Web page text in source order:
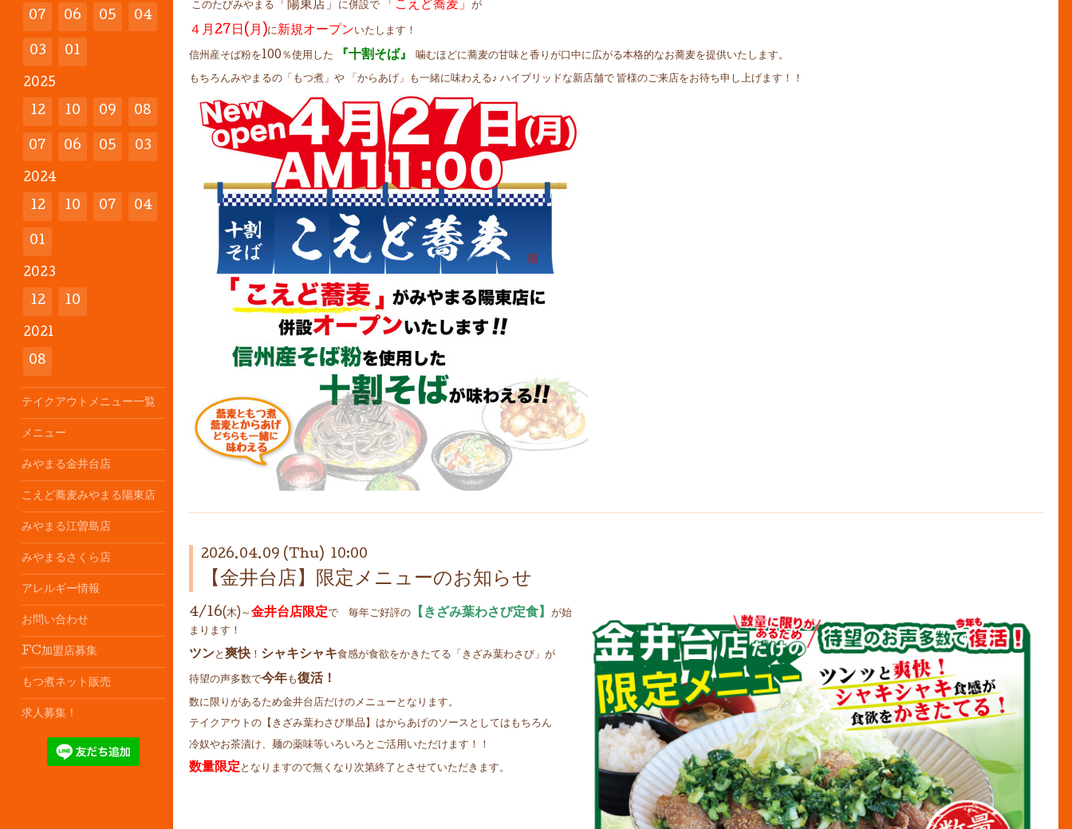
このたびみやまる 「陽東店」 に併設で 「こえど蕎麦」 が
４月27日(月)に新規オープンいたします！
信州産そば粉を100％使用した 『十割そば』 噛むほどに蕎麦の甘味と香りが口中に広がる本格的なお蕎麦を提供いたします。
もちろんみやまるの「もつ煮」や 「からあげ」も一緒に味わえる♪ ハイブリッドな新店舗で 皆様のご来店をお待ち申し上げます！！
2026.04.09 (Thu) 10:00
【金井台店】限定メニューのお知らせ
4/16(木)～ 金井台店限定で 毎年ご好評の 【きざみ葉わさび定食】
が始
まります！
ツンと 爽快！ シャキシャキ食感が食欲をかきたてる「きざみ葉わさび」が
待望の声多数で今年も復活！
数に限りがあるため金井台店だけのメニューとなります。
テイクアウトの【きざみ葉わさび単品】はからあげのソースとしてはもちろん
冷奴やお茶漬け、麺の薬味等いろいろとご活用いただけます！！
数量限定となりますので無くなり次第終了とさせていただきます。
07 06 05 04
03 01
2025
12 10 09 08
07 06 05 03
2024
12 10 07 04
01
2023
12 10
2021
08
テイクアウトメニュー一覧
メニュー
みやまる金井台店
こえど蕎麦みやまる陽東店
みやまる江曽島店
みやまるさくら店
アレルギー情報
お問い合わせ
FC加盟店募集
もつ煮ネット販売
求人募集！